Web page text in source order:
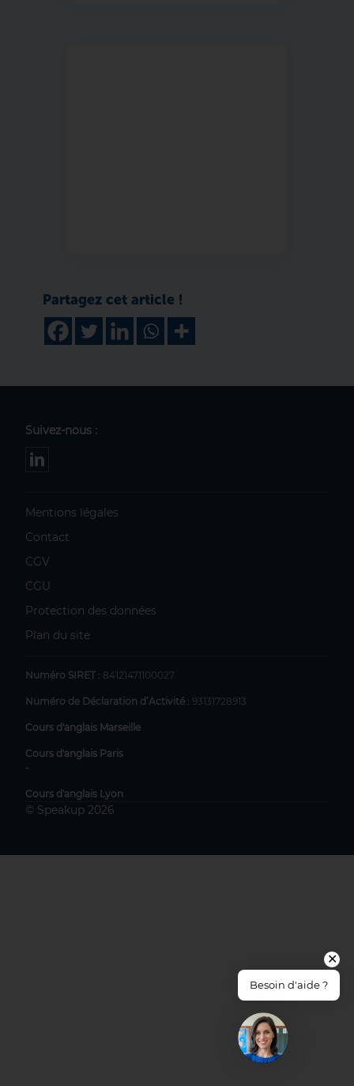
© Speakup 2026
Numéro SIRET : 84121471100027
Numéro de Déclaration d’Activité : 93131728913
Cours d'anglais Marseille
Cours d'anglais Paris
-
Cours d'anglais Lyon
Mentions légales
Contact
CGV
CGU
Protection des données
Plan du site
Suivez-nous :
✕
Besoin d'aide ?